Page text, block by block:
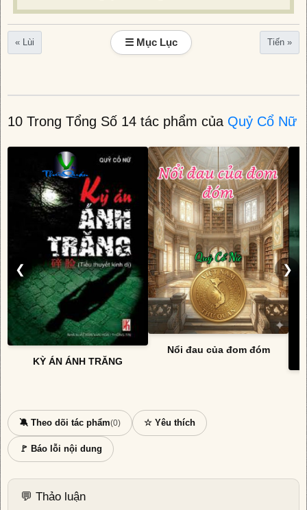
« Lùi ☰ Mục Lục Tiến »
10 Trong Tổng Số 14 tác phẩm của Quỷ Cổ Nữ
❮
KỲ ÁN ÁNH TRĂNG
Nổi đau của đom đóm
❯
🔕 Theo dõi tác phẩm(0) ☆ Yêu thích
🚩 Báo lỗi nội dung
💬 Thảo luận